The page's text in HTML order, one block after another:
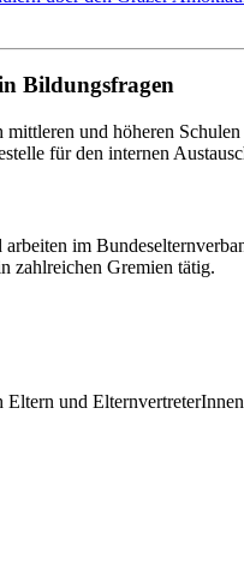
Bildungsfragen
und höheren
für den internen
im
zahlreichen Gremien tätig.
und